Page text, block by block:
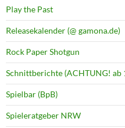
Play the Past
Releasekalender (@ gamona.de)
Rock Paper Shotgun
Schnittberichte (ACHTUNG! ab
Spielbar (BpB)
Spieleratgeber NRW